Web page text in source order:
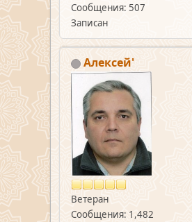
Сообщения: 507
Записан
Алексей'
Ветеран
Сообщения: 1,482